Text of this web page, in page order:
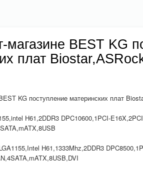
магазине BEST KG
плат
KG поступлениe материнских плат
H61,2DDR3 DPC10600,1PCI-
H61,1333Mhz,2DDR3